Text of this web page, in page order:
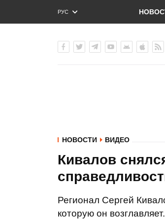
РУС
ENG
НОВОСТИ ВИДЕО
Кивалов
Регионал Сергей
которую он